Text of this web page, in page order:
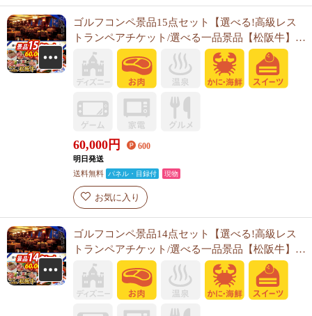
ゴルフコンペ景品15点セット【選べる!高級レス
トランペアチケット/選べる一品景品【松阪牛】
他】A3パネル・目録付き<送料無料>
60,000円 600
明日発送
送料無料
パネル・目録付 現物
お気に入り
ゴルフコンペ景品14点セット【選べる!高級レス
トランペアチケット/選べる一品景品【松阪牛】
他】A3パネル・目録付き<送料無料>